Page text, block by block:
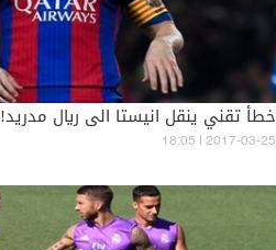
خطأ تقني ينقل انيستا الى ريال مدريد!
18:05 | 2017-03-25